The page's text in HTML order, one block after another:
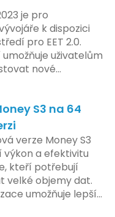
osobních údajů.
se zaměřuje na
uživatelských
obavy ohledně
dat uživatelů.
spotřebitelů,
různých zemí jsou
vývoj celého
Vedení
neposkytlo
o
či časové
technologie.
je pro
k dispozici
pro EET 2.0.
uživatelům
nové
prostředí. Uživatelé
se seznámit s
tím lépe připravit
oficiální zavedení
S3 na 64
verze Money S3
výkon a efektivitu
kteří potřebují
velké objemy dat.
umožňuje lepší